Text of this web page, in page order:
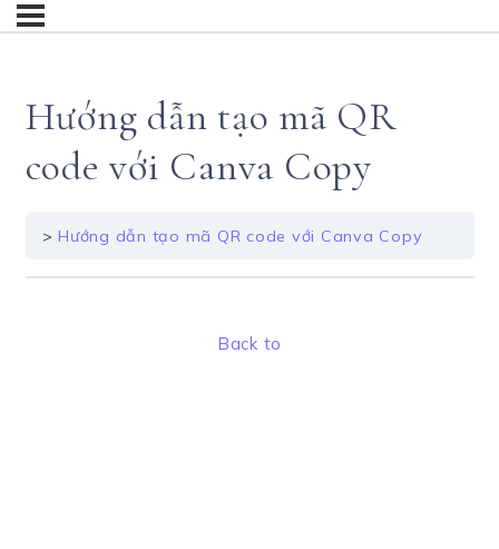
Hướng dẫn tạo mã QR
code với Canva Copy
Hướng dẫn tạo mã QR code với Canva Copy
Back to